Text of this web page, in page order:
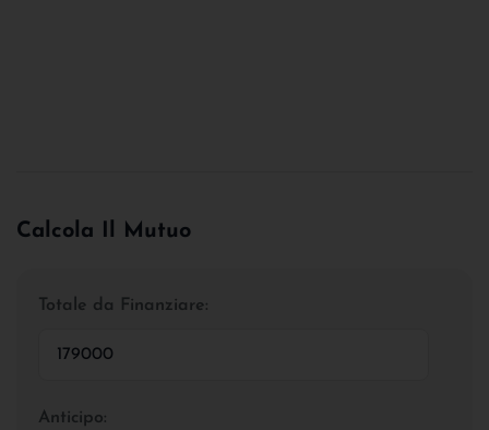
Calcola Il Mutuo
Totale da Finanziare:
Anticipo: